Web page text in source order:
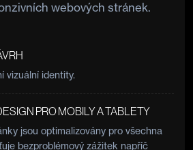
webových stránek.
vizuální identity.
PRO MOBILY A TABLETY
jsou optimalizovány pro všechna
bezproblémový zážitek napříč